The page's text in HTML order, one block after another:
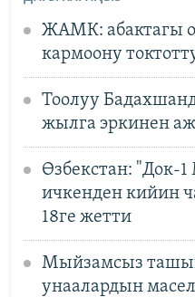
ЖАМК: абактагы
кармоону
Тоолуу
жылга эркинен
Өзбекстан: "Док-
ичкенден кийин
18ге жетти
Мыйзамсыз
унаалардын